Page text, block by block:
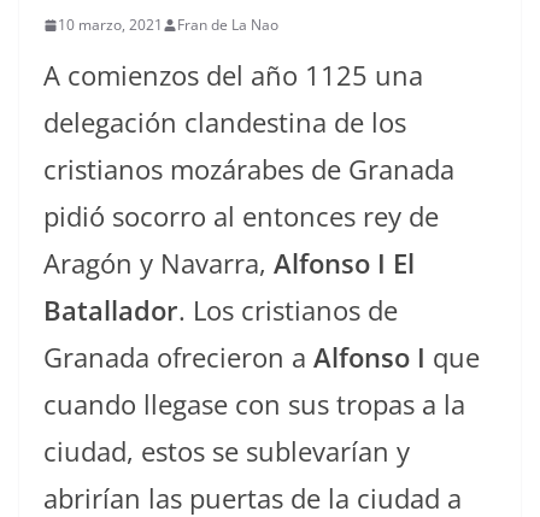
10 marzo, 2021 Fran de La Nao
A comienzos del año 1125 una
delegación clandestina de los
cristianos mozárabes de Granada
pidió socorro al entonces rey de
Aragón y Navarra, Alfonso I El
Batallador. Los cristianos de
Granada ofrecieron a Alfonso I que
cuando llegase con sus tropas a la
ciudad, estos se sublevarían y
abrirían las puertas de la ciudad a